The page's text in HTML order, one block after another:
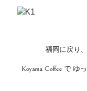
福岡に戻り
Koyama Coffee で